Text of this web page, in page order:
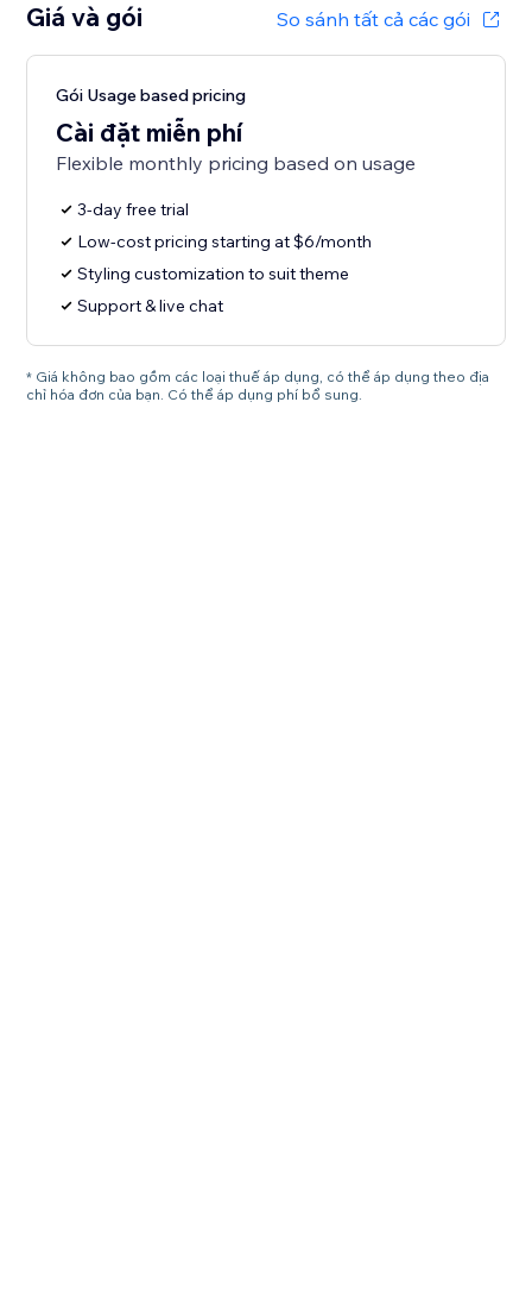
Giá và gói So sánh tất cả các gói
Gói Usage based pricing
Cài đặt miễn phí
Flexible monthly pricing based on usage
3-day free trial
Low-cost pricing starting at $6/month
Styling customization to suit theme
Support & live chat
* Giá không bao gồm các loại thuế áp dụng, có thể áp dụng theo địa
chỉ hóa đơn của bạn. Có thể áp dụng phí bổ sung.